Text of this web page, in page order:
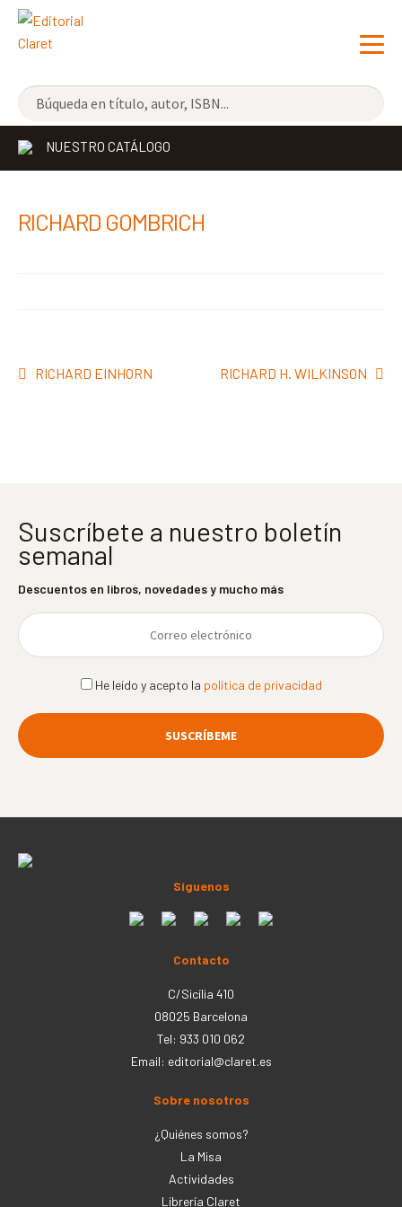
NOVEDADES
LOS MÁS VENDIDOS
NUESTRO CATÁLOGO
RICHARD GOMBRICH
Navegación
Anterior:
RICHARD EINHORN Siguiente:
RICHARD H. WILKINSON
Suscríbete a nuestro boletín
semanal
Descuentos en libros, novedades y mucho más
He leído y acepto la política de privacidad
Síguenos
Contacto
C/Sicília 410
08025 Barcelona
Tel: 933 010 062
Email: editorial@claret.es
Sobre nosotros
¿Quiénes somos?
La Misa
Actividades
Librería Claret